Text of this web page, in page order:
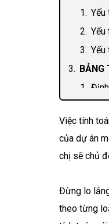
Yếu
BẢNG
MẸO
Việc tính
của dự án
chị sẽ chủ
Đừng lo
theo từng